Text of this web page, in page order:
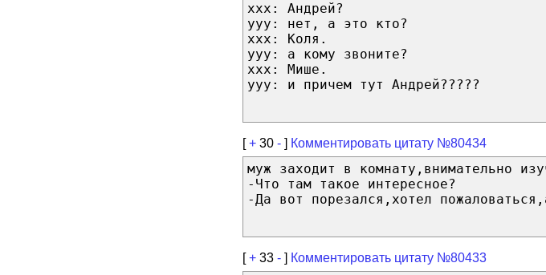
xxx: Андрей?
yyy: нет, а это кто?
xxx: Коля.
yyy: а кому звоните?
xxx: Мише.
yyy: и причем тут Андрей?????
[+ 30 - ] Комментировать цитату №80434
муж заходит в комнату,внимательно
-Что там такое интересное?
-Да вот порезался,хотел
[+ 33 - ] Комментировать цитату №80433